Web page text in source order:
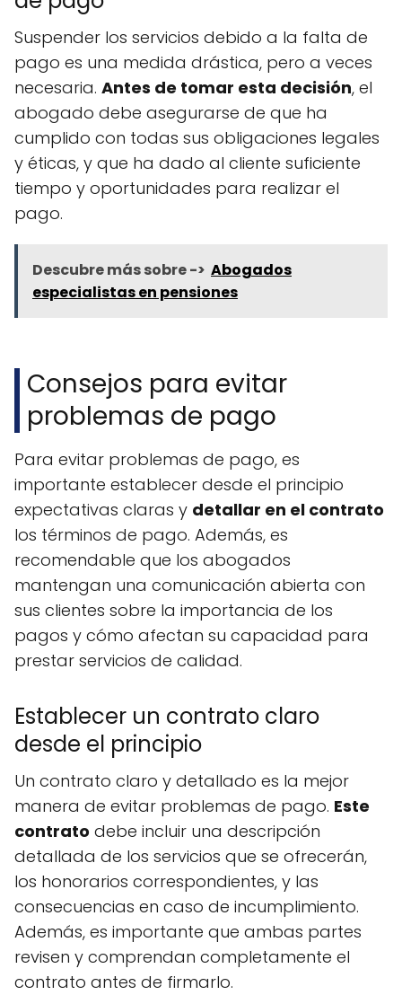
Suspender los servicios debido a la falta de
pago es una medida drástica, pero a veces
necesaria. Antes de tomar esta decisión, el
abogado debe asegurarse de que ha
cumplido con todas sus obligaciones legales
y éticas, y que ha dado al cliente suficiente
tiempo y oportunidades para realizar el
pago.
Descubre más sobre -> Abogados
especialistas en pensiones
Consejos para evitar
problemas de pago
Para evitar problemas de pago, es
importante establecer desde el principio
expectativas claras y detallar en el contrato
los términos de pago. Además, es
recomendable que los abogados
mantengan una comunicación abierta con
sus clientes sobre la importancia de los
pagos y cómo afectan su capacidad para
prestar servicios de calidad.
Establecer un contrato claro
desde el principio
Un contrato claro y detallado es la mejor
manera de evitar problemas de pago. Este
contrato debe incluir una descripción
detallada de los servicios que se ofrecerán,
los honorarios correspondientes, y las
consecuencias en caso de incumplimiento.
Además, es importante que ambas partes
revisen y comprendan completamente el
contrato antes de firmarlo.